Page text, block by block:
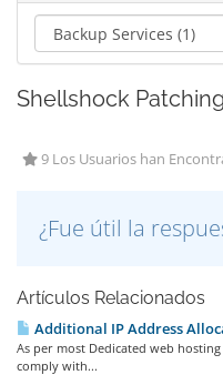
Shellshock
9 Los Usuarios han
¿Fue útil la
Artículos Relacionados
Additional IP Address
As per most Dedicated web
comply with...